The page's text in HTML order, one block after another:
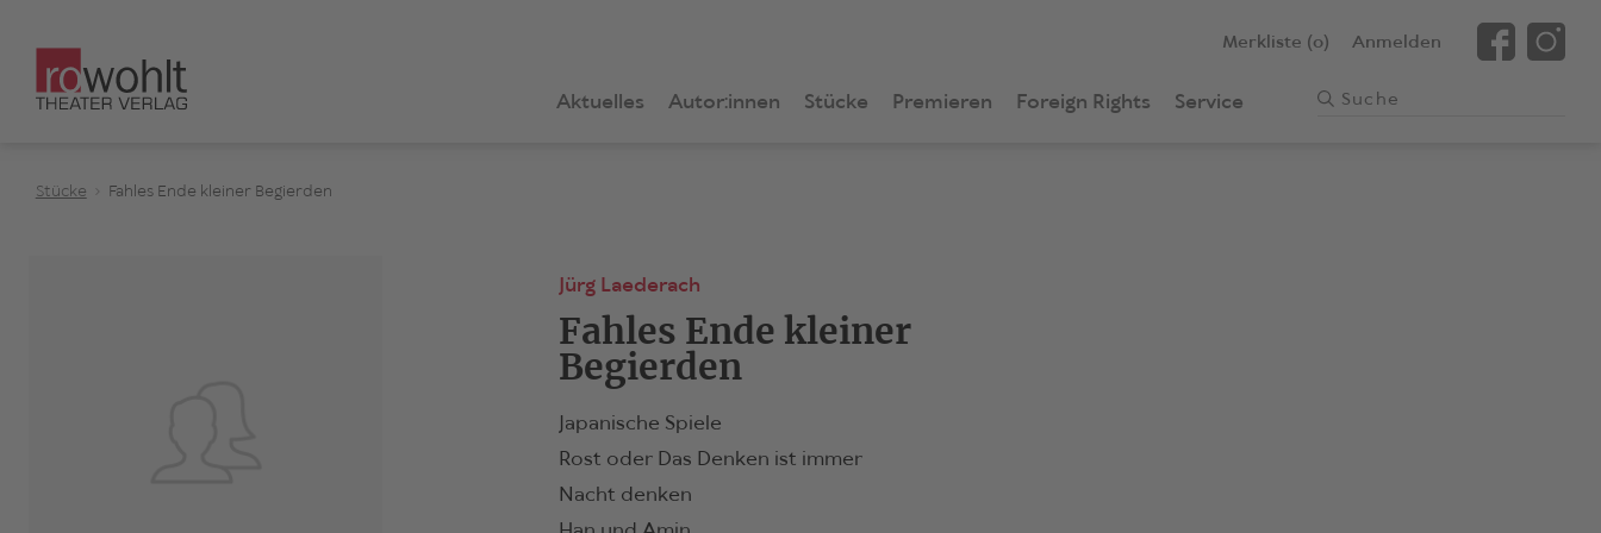
Merkliste (0) Anmelden
Aktuelles Autor:innen Stücke Premieren Foreign Rights Service
Stücke Fahles Ende kleiner Begierden
Jürg Laederach
Fahles Ende kleiner
Begierden
Japanische Spiele
Rost oder Das Denken ist immer
Nacht denken